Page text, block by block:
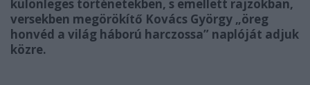
különleges történetekben, s emellett rajzokban,
versekben megörökítő Kovács György „öreg
honvéd a világ háború harczossa” naplóját adjuk
közre.